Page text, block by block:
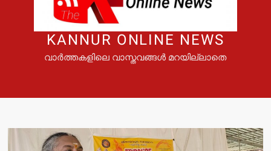
KANNUR ONLINE NEWS
വാർത്തകളിലെ വാസ്തവങ്ങൾ മറയില്ലാതെ